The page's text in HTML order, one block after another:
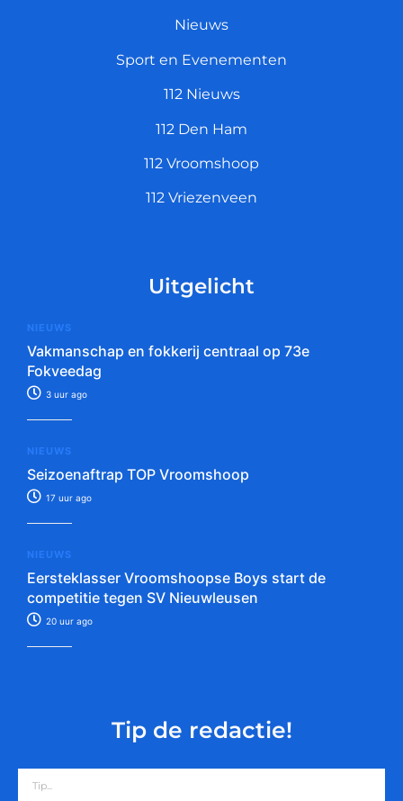
Nieuws
Sport en Evenementen
112 Nieuws
112 Den Ham
112 Vroomshoop
112 Vriezenveen
Uitgelicht
NIEUWS
Vakmanschap en fokkerij centraal op 73e
Fokveedag
3 uur ago
NIEUWS
Seizoenaftrap TOP Vroomshoop
17 uur ago
NIEUWS
Eersteklasser Vroomshoopse Boys start de
competitie tegen SV Nieuwleusen
20 uur ago
Tip de redactie!